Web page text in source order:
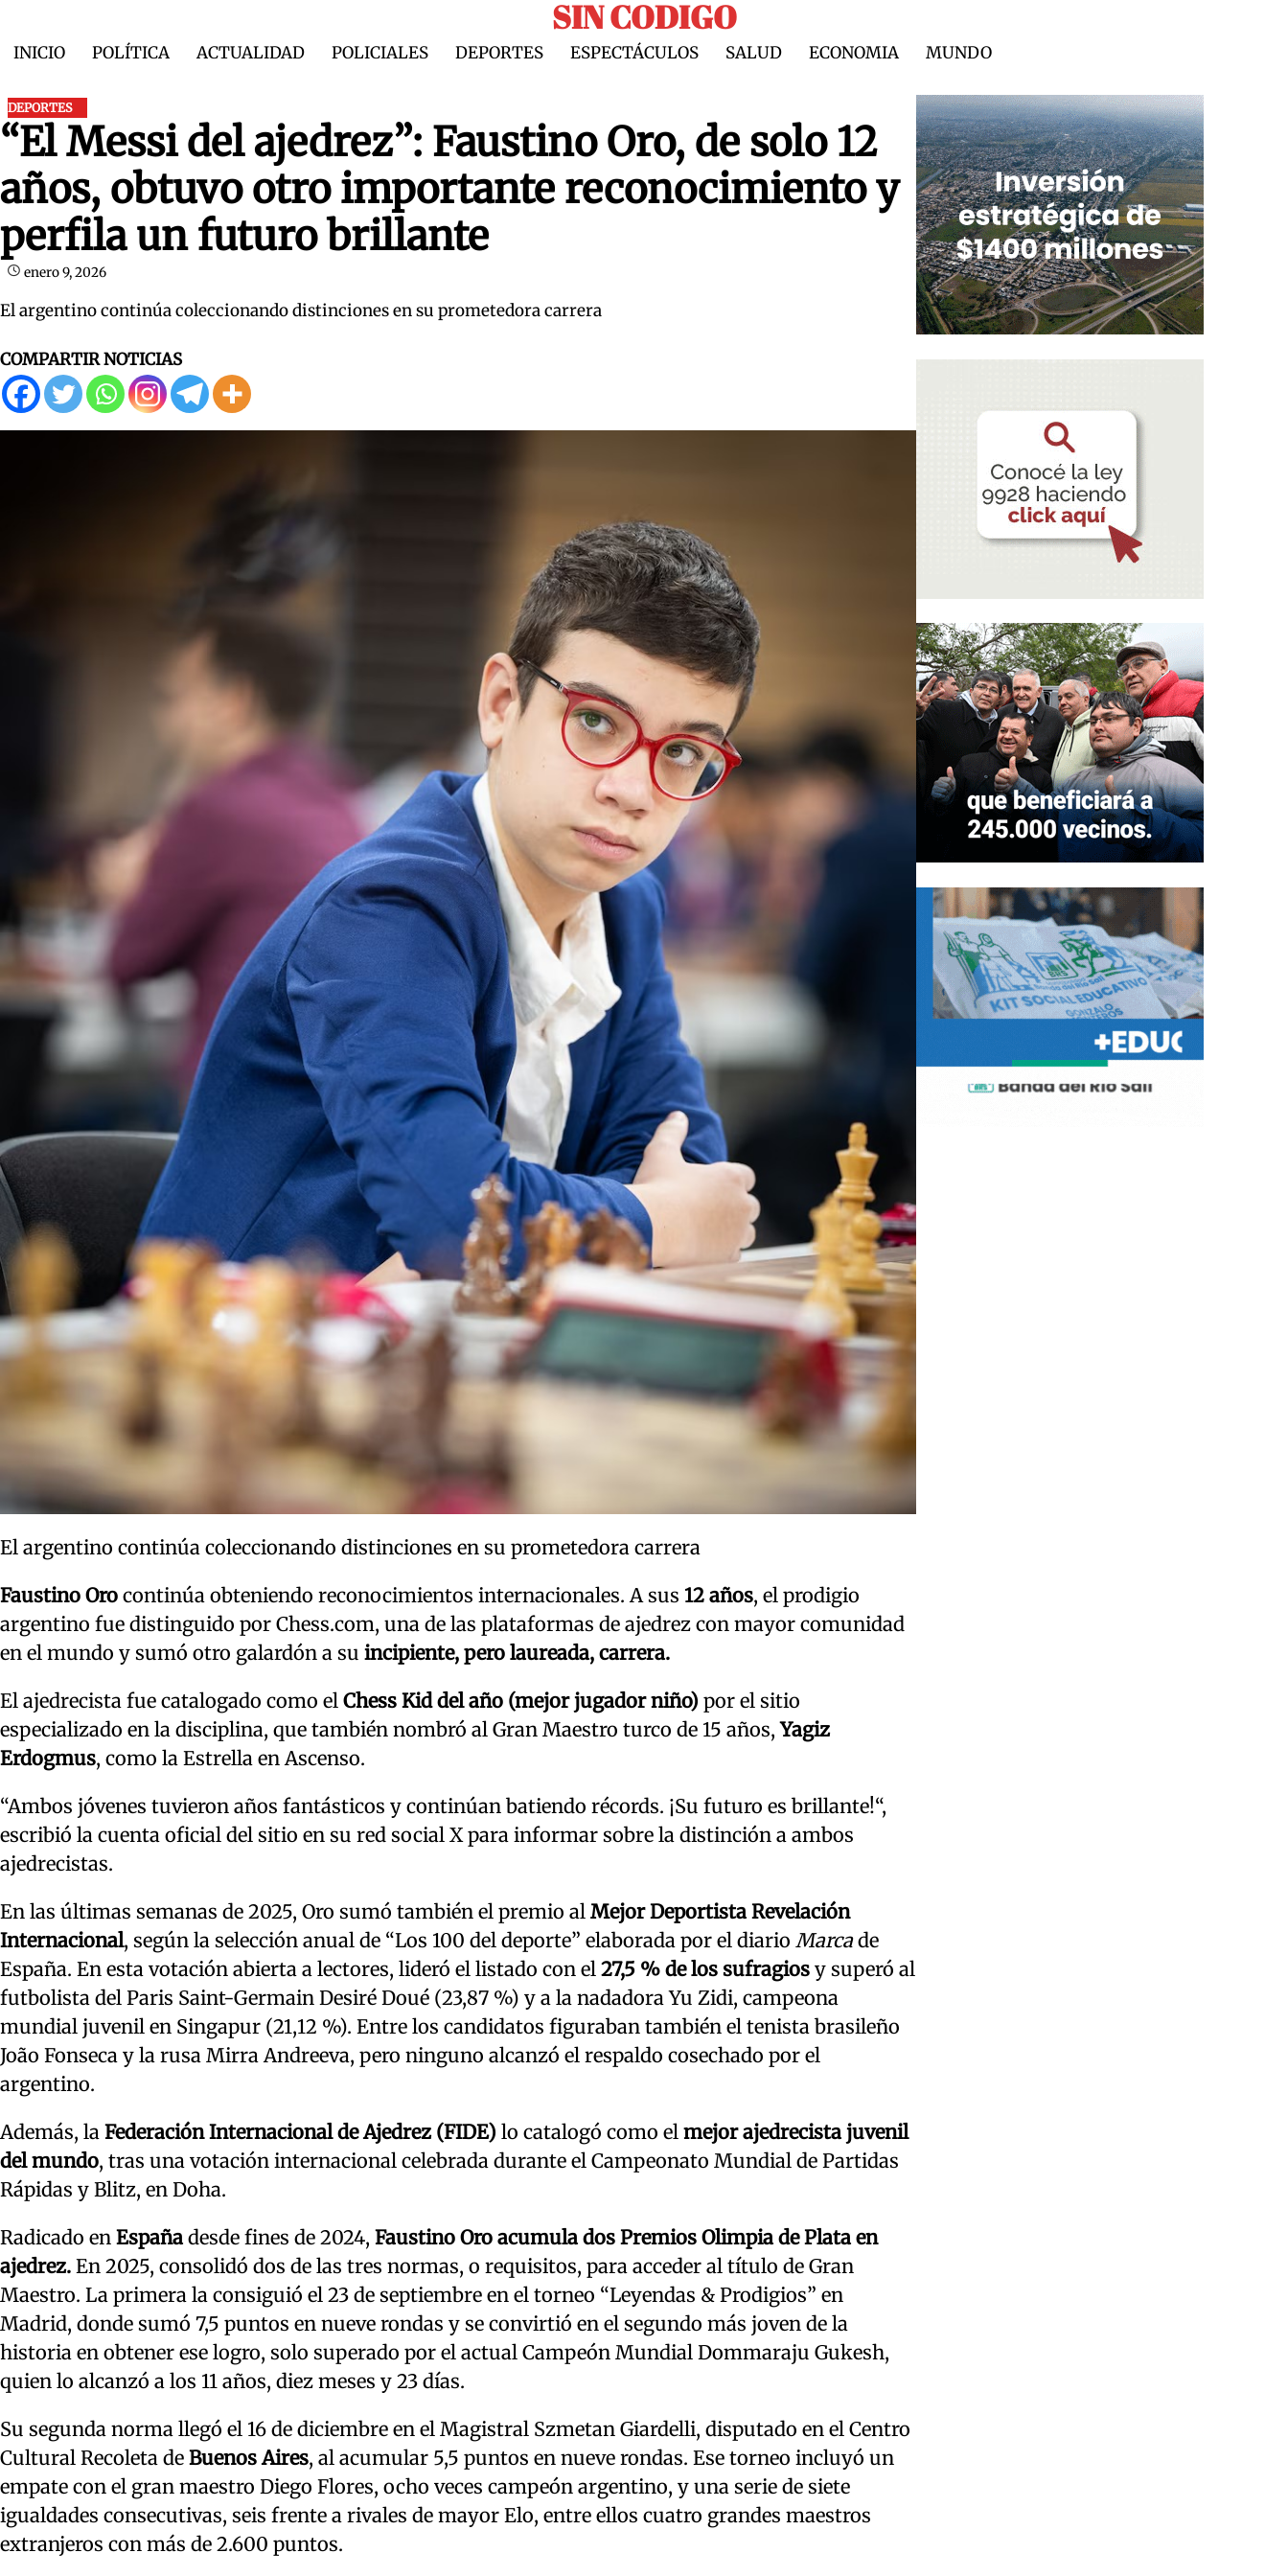
content
SIN CODIGO
INICIO POLÍTICA ACTUALIDAD POLICIALES DEPORTES ESPECTÁCULOS SALUD ECONOMIA MUNDO
DEPORTES
“El Messi del ajedrez”: Faustino Oro, de solo 12
años, obtuvo otro importante reconocimiento y
perfila un futuro brillante
enero 9, 2026
El argentino continúa coleccionando distinciones en su prometedora carrera
COMPARTIR NOTICIAS
El argentino continúa coleccionando distinciones en su prometedora carrera
Faustino Oro continúa obteniendo reconocimientos internacionales. A sus 12 años, el prodigio
argentino fue distinguido por Chess.com, una de las plataformas de ajedrez con mayor comunidad
en el mundo y sumó otro galardón a su incipiente, pero laureada, carrera.
El ajedrecista fue catalogado como el Chess Kid del año (mejor jugador niño) por el sitio
especializado en la disciplina, que también nombró al Gran Maestro turco de 15 años,Yagiz
Erdogmus, como la Estrella en Ascenso.
“Ambos jóvenes tuvieron años fantásticos y continúan batiendo récords. ¡Su futuro es brillante!“,
escribió la cuenta oficial del sitio en su red social X para informar sobre la distinción a ambos
ajedrecistas.
En las últimas semanas de 2025, Oro sumó también el premio al Mejor Deportista Revelación
Internacional, según la selección anual de “Los 100 del deporte” elaborada por el diario Marcade
España. En esta votación abierta a lectores, lideró el listado con el 27,5 % de los sufragios y superó al
futbolista del Paris Saint-Germain Desiré Doué (23,87 %) y a la nadadora Yu Zidi, campeona
mundial juvenil en Singapur (21,12 %). Entre los candidatos figuraban también el tenista brasileño
João Fonseca y la rusa Mirra Andreeva, pero ninguno alcanzó el respaldo cosechado por el
argentino.
Además, la Federación Internacional de Ajedrez (FIDE) lo catalogó como el mejor ajedrecista juvenil
del mundo, tras una votación internacional celebrada durante el Campeonato Mundial de Partidas
Rápidas y Blitz, en Doha.
Radicado en España desde fines de 2024, Faustino Oro acumula dos Premios Olimpia de Plata en
ajedrez. En 2025, consolidó dos de las tres normas, o requisitos, para acceder al título de Gran
Maestro. La primera la consiguió el 23 de septiembre en el torneo “Leyendas & Prodigios” en
Madrid, donde sumó 7,5 puntos en nueve rondas y se convirtió en el segundo más joven de la
historia en obtener ese logro, solo superado por el actual Campeón Mundial Dommaraju Gukesh,
quien lo alcanzó a los 11 años, diez meses y 23 días.
Su segunda norma llegó el 16 de diciembre en el Magistral Szmetan Giardelli, disputado en el Centro
Cultural Recoleta de Buenos Aires, al acumular 5,5 puntos en nueve rondas. Ese torneo incluyó un
empate con el gran maestro Diego Flores, ocho veces campeón argentino, y una serie de siete
igualdades consecutivas, seis frente a rivales de mayor Elo, entre ellos cuatro grandes maestros
extranjeros con más de 2.600 puntos.